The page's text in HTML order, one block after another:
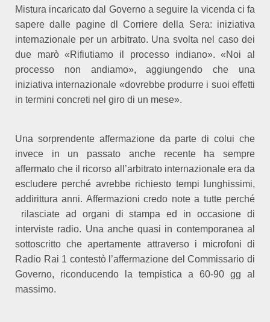
Mistura incaricato dal Governo a seguire la vicenda ci fa
sapere dalle pagine dl Corriere della Sera: iniziativa
internazionale per un arbitrato. Una svolta nel caso dei
due marò «Rifiutiamo il processo indiano». «Noi al
processo non andiamo», aggiungendo che una
iniziativa internazionale «dovrebbe produrre i suoi effetti
in termini concreti nel giro di un mese».
Una sorprendente affermazione da parte di colui che
invece in un passato anche recente ha sempre
affermato che il ricorso all’arbitrato internazionale era da
escludere perché avrebbe richiesto tempi lunghissimi,
addirittura anni. Affermazioni credo note a tutte perché
rilasciate ad organi di stampa ed in occasione di
interviste radio. Una anche quasi in contemporanea al
sottoscritto che apertamente attraverso i microfoni di
Radio Rai 1 contestò l’affermazione del Commissario di
Governo, riconducendo la tempistica a 60-90 gg al
massimo.